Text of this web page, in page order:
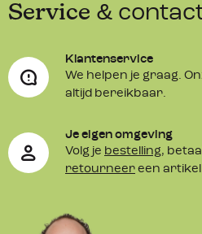
Service &
Klantenservice
We helpen je graag.
altijd bereikbaar.
Je eigen omgeving
Volg je bestelling,
retourneer een artikel